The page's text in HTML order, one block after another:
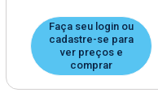
Faça seu login ou
cadastre-se para
ver preços e
comprar